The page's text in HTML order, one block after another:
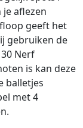
aflezen
geeft het
gebruiken de
Nerf
is kan deze
balletjes
met 4